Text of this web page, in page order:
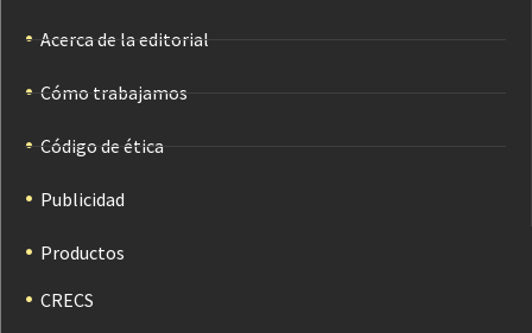
Acerca de la editorial
Cómo trabajamos
Código de ética
Publicidad
Productos
CRECS